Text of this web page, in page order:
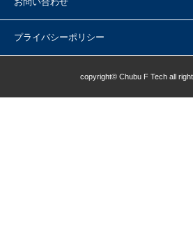
プライバシーポリシー
copyright© Chubu F Tech all